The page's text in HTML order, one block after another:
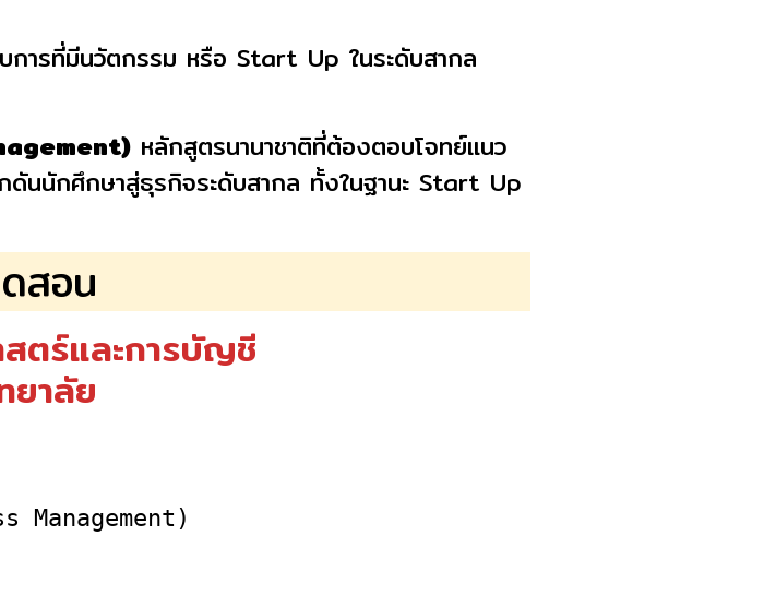
บการที่มีนวัตกรรม หรือ Start Up ในระดับสากล
หลักสูตรนานาชาติที่ต้องตอบโจทย์แนว
นนักศึกษาสู่ธุรกิจระดับสากล ทั้งในฐานะ Start Up
สอน
ตร์และการบัญชี
าลัย
Management)